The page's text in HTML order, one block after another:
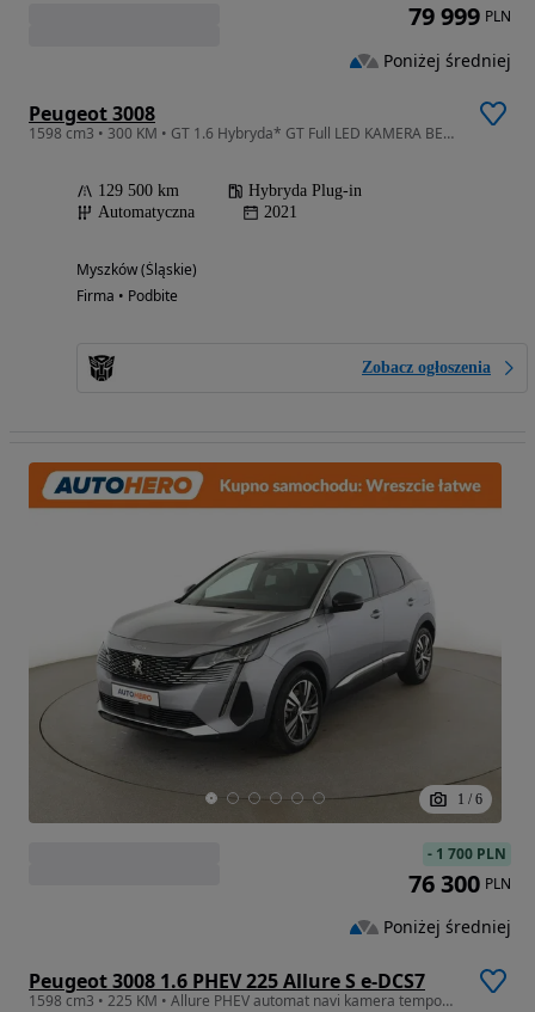
Peugeot 3008
1598 cm3 • 300 KM • GT 1.6 Hybryda* GT Full LED KAMERA BEZWYPADKOWY
129 500 km
Hybryda Plug-in
Automatyczna
2021
Myszków (Śląskie)
Firma • Podbite
Zobacz ogłoszenia
79 999 PLN
Poniżej średniej
1 / 6
Peugeot 3008 1.6 PHEV 225 Allure S e-DCS7
1598 cm3 • 225 KM • Allure PHEV automat navi kamera tempomat LED virtual
- 1 700 PLN
76 300 PLN
Poniżej średniej